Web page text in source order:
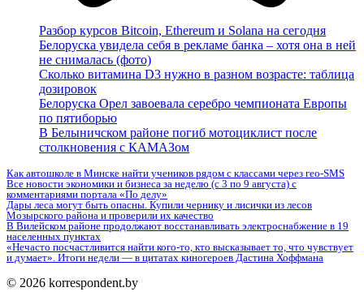
Разбор курсов Bitcoin, Ethereum и Solana на сегодня
Белоруска увидела себя в рекламе банка – хотя она в ней
не снималась (фото)
Сколько витамина D3 нужно в разном возрасте: таблица
дозировок
Белоруска Орел завоевала серебро чемпионата Европы
по пятиборью
В Белыничском районе погиб мотоциклист после
столкновения с КАМАЗом
Как автошколе в Минске найти учеников рядом с классами через гео-SMS
Все новости экономики и бизнеса за неделю (с 3 по 9 августа) с
комментариями портала «По делу»
Дары леса могут быть опасны. Купили чернику и лисички из лесов
Мозырского района и проверили их качество
В Вилейском районе продолжают восстанавливать электроснабжение в 19
населенных пунктах
«Нечасто посчастливится найти кого-то, кто высказывает то, что чувствует
и думает». Итоги недели — в цитатах киногероев Дастина Хоффмана
© 2026 korrespondent.by